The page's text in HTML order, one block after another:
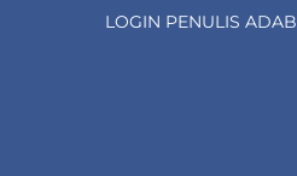
LOGIN PENULIS ADAB